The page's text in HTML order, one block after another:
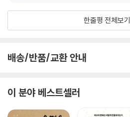
한줄평 전체보기
배송/반품/교환 안내
이 분야 베스트셀러